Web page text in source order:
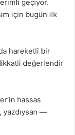
geçiyor.
için bugün ilk
hareketli bir
değerlendir
hassas
yazdıysan —